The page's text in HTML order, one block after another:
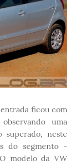
ficou com
uma
superado, neste
do segmento -
modelo da VW